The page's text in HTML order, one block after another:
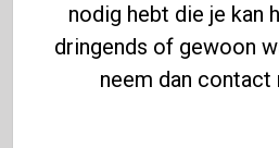
nodig hebt die je kan
dringends of gewoon
neem dan contact